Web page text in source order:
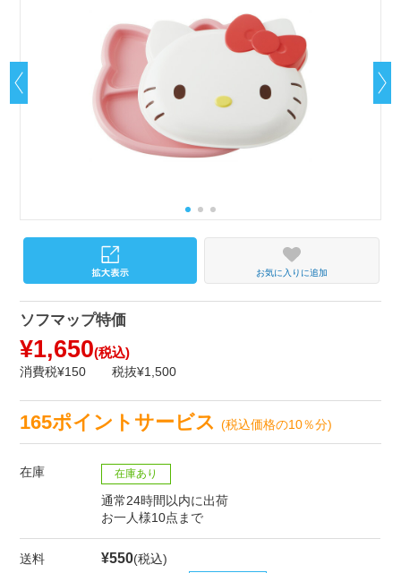
お気に入りに追加
ソフマップ特価
¥1,650(税込)
消費税¥150 税抜¥1,500
165ポイントサービス(税込価格の10％分)
在庫 在庫あり
通常24時間以内に出荷
お一人様10点まで
送料 ¥550(税込)